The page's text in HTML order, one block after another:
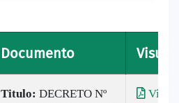
Documento
Titulo: DECRETO Nº